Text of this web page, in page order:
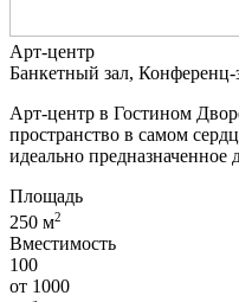
Арт-центр
Банкетный зал,
Арт-центр в Гостином
пространство в самом
идеально предназначенное
Площадь
250 м2
Вместимость
100
от 1000